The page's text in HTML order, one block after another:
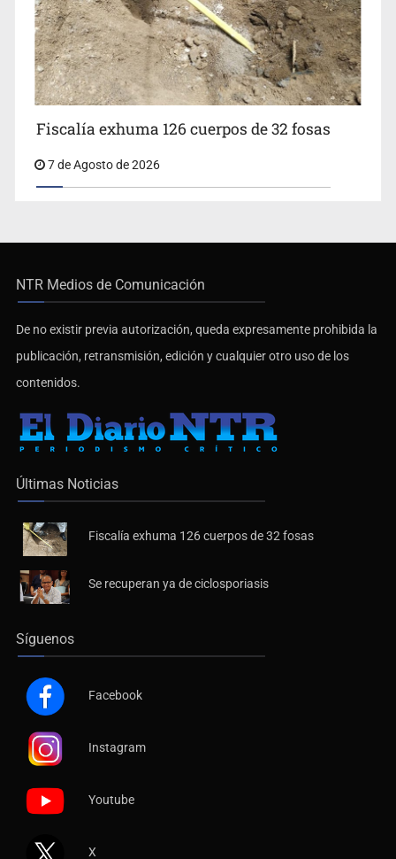
Fiscalía exhuma 126 cuerpos de 32 fosas
7 de Agosto de 2026
NTR Medios de Comunicación
De no existir previa autorización, queda expresamente prohibida la
publicación, retransmisión, edición y cualquier otro uso de los
contenidos.
Últimas Noticias
Fiscalía exhuma 126 cuerpos de 32 fosas
Se recuperan ya de ciclosporiasis
Síguenos
Facebook
Instagram
Youtube
X